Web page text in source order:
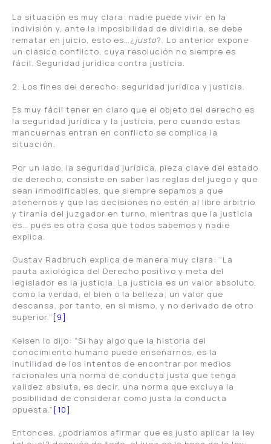
La situación es muy clara: nadie puede vivir en la
indivisión y, ante la imposibilidad de dividirla, se debe
rematar en juicio, esto es…¿justo?. Lo anterior expone
un clásico conflicto, cuya resolución no siempre es
fácil. Seguridad jurídica contra justicia.
2. Los fines del derecho: seguridad jurídica y justicia.
Es muy fácil tener en claro que el objeto del derecho es
la seguridad jurídica y la justicia, pero cuando estas
mancuernas entran en conflicto se complica la
situación.
Por un lado, la seguridad jurídica, pieza clave del estado
de derecho, consiste en saber las reglas del juego y que
sean inmodificables, que siempre sepamos a que
atenernos y que las decisiones no estén al libre arbitrio
y tiranía del juzgador en turno, mientras que la justicia
es… pues es otra cosa que todos sabemos y nadie
explica.
Gustav Radbruch explica de manera muy clara: “La
pauta axiológica del Derecho positivo y meta del
legislador es la justicia. La justicia es un valor absoluto,
como la verdad, el bien o la belleza; un valor que
descansa, por tanto, en sí mismo, y no derivado de otro
superior.” [9]
Kelsen lo dijo: “Si hay algo que la historia del
conocimiento humano puede enseñarnos, es la
inutilidad de los intentos de encontrar por medios
racionales una norma de conducta justa que tenga
validez absluta, es decir, una norma que excluya la
posibilidad de considerar como justa la conducta
opuesta.” [10]
Entonces, ¿podríamos afirmar que es justo aplicar la ley